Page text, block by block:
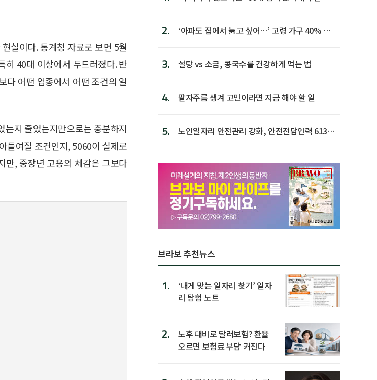
실이다. 통계청 자료로 보면 5월
히 40대 이상에서 두드러졌다. 반
다 어떤 업종에서 어떤 조건의 일
는지 줄었는지만으로는 충분하지
들여질 조건인지, 5060이 실제로
만, 중장년 고용의 체감은 그보다
2.
‘아파도 집에서 늙고 싶어…’ 고령 가구 40% 노
3. 설탕 vs 소금, 콩국수를 건강하게 먹는 법
4. 팔자주름 생겨 고민이라면 지금 해야 할 일
5.
노인일자리 안전관리 강화, 안전전담인력 613명
브라보 추천뉴스
1.
‘내게 맞는 일자리 찾기’ 일자
리 탐험 노트
2.
노후 대비로 달러보험? 환율
오르면 보험료 부담 커진다